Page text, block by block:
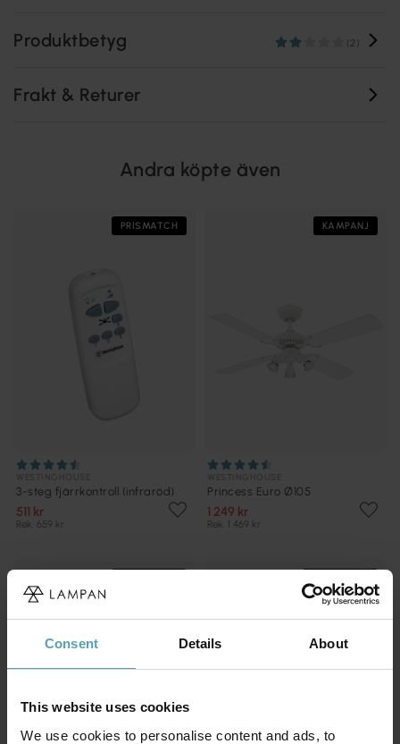
Consent Details About
This website uses cookies
We use cookies to personalise content and ads, to
Produktbetyg (2)
Frakt & Returer
Andra köpte även
PRISMATCH
3-steg fjärrkontroll (infraröd)
511 kr
Rek. 659 kr
KAMPANJ
Princess Euro Ø105
1 249 kr
Rek. 1 469 kr